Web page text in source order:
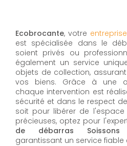
Ecobrocante, votre
est spécialisée dans le
soient privés ou
également un service
objets de collection,
vos biens. Grâce à une
chaque intervention est
sécurité et dans le respect
soit pour libérer de
précieuses, optez pour
de débarras Soissons
garantissant un service fiable